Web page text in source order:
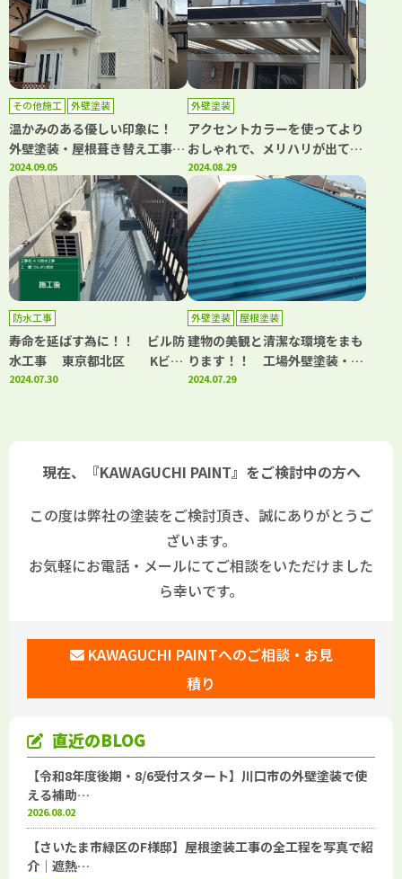
店カワグチペイント 口コミ評
判No,1！
の外壁塗装・屋根塗装専門店カ
ワグチペイント 口コミ評判
No,1！
その他施工 外壁塗装
温かみのある優しい印象に！
外壁塗装・屋根葺き替え工事
川口市赤井 I様 ｜埼玉県川
口市、蕨市の外壁塗装・屋根塗
装専門店カワグチペイント 口
コミ評判No,1！
2024.09.05
外壁塗装
アクセントカラーを使ってより
おしゃれで、メリハリが出て、
スタイリッシュな印象に仕上が
りました！！ 外壁塗装 川口
市上青木 Y様 ｜埼玉県川口
市、蕨市の外壁塗装・屋根塗装
専門店カワグチペイント 口コ
ミ評判No,1！
2024.08.29
防水工事
寿命を延ばす為に！！ ビル防
水工事 東京都北区 Kビル
様｜埼玉県川口市、蕨市の外壁
2024.07.30
外壁塗装 屋根塗装
建物の美観と清潔な環境をまも
ります！！ 工場外壁塗装・屋
根塗装 川口市江戸 Y様 ｜
イント 口コミ評判No,1！
2024.07.29
現在、『KAWAGUCHI PAINT』をご検討中の方へ
この度は弊社の塗装をご検討頂き、誠にありがとうご
ざいます。
お気軽にお電話・メールにてご相談をいただけました
ら幸いです。
KAWAGUCHI PAINTへのご相談・お見
積り
直近のBLOG
【令和8年度後期・8/6受付スタート】川口市の外壁塗装で使
える補助…
2026.08.02
【さいたま市緑区のF様邸】屋根塗装工事の全工程を写真で紹
介｜遮熱…